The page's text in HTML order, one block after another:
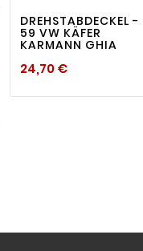
DREHSTABDECKEL -
59 VW KÄFER
KARMANN GHIA
24,70 €Preis